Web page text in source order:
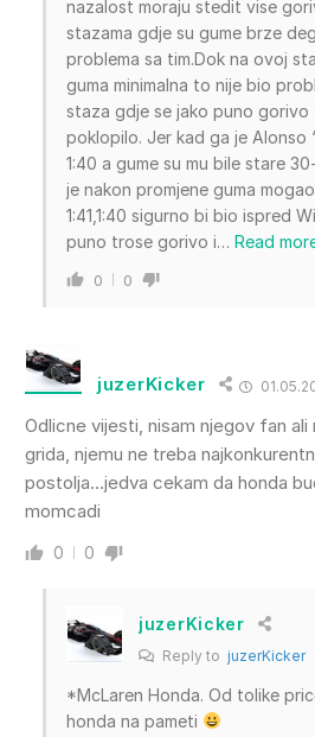
nazalost moraju stedit vise
stazama gdje su gume brze
problema sa tim.Dok na ovoj
guma minimalna to nije bio
staza gdje se jako puno gorivo
poklopilo. Jer kad ga je Alonso
1:40 a gume su mu bile stare
je nakon promjene guma
1:41,1:40 sigurno bi bio ispred
puno trose gorivo i… Read
0 0
juzerKicker
Odlicne vijesti, nisam njegov fan ali
grida, njemu ne treba
postolja…jedva cekam da honda
momcadi
0 0
juzerKicker
Reply to juzerKicker
*McLaren Honda. Od tolike
honda na pameti